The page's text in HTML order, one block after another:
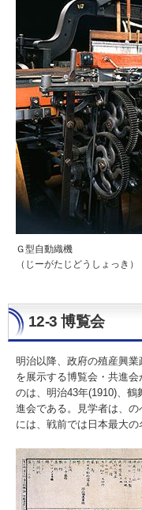
Ｇ型自動織機
（じーがたじどうしょっき）
12-3 博覧会
明治以降、政府の殖産興
を展示する博覧会・共進
のは、明治43年(1910)、
進会である。見学者は、
には、戦前では日本最大の